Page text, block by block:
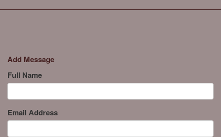
Add Message
Full Name
Email Address